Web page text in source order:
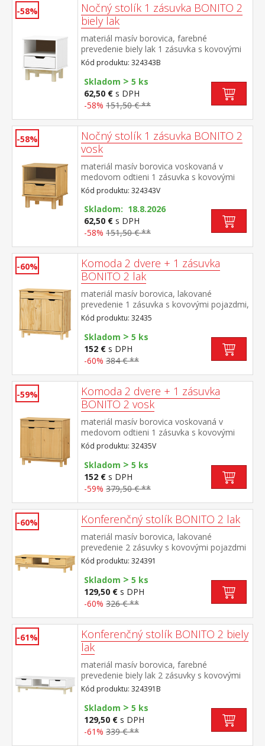
-58%
Nočný stolík 1 zásuvka BONITO 2
biely lak
materiál masív borovica, farebné
prevedenie biely lak 1 zásuvka s kovovými
pojazdmi
Kód produktu: 324343B
Skladom > 5 ks
62,50 € s DPH
-58% 151,50 € **
-58%
Nočný stolík 1 zásuvka BONITO 2
vosk
materiál masív borovica voskovaná v
medovom odtieni 1 zásuvka s kovovými
pojazdmi
Kód produktu: 324343V
Skladom: 18.8.2026
62,50 € s DPH
-58% 151,50 € **
-60%
Komoda 2 dvere + 1 zásuvka
BONITO 2 lak
materiál masív borovica, lakované
prevedenie 1 zásuvka s kovovými pojazdmi,
2 dvierka, 1 polica
Kód produktu: 32435
Skladom > 5 ks
152 € s DPH
-60% 384 € **
-59%
Komoda 2 dvere + 1 zásuvka
BONITO 2 vosk
materiál masív borovica voskovaná v
medovom odtieni 1 zásuvka s kovovými
pojazdmi, 2 dvierka, 1 polica
Kód produktu: 32435V
Skladom > 5 ks
152 € s DPH
-59% 379,50 € **
-60% Konferenčný stolík BONITO 2 lak
materiál masív borovica, lakované
prevedenie 2 zásuvky s kovovými pojazdmi
Kód produktu: 324391
Skladom > 5 ks
129,50 € s DPH
-60% 326 € **
-61%
Konferenčný stolík BONITO 2 biely
lak
materiál masív borovica, farebné
prevedenie biely lak 2 zásuvky s kovovými
pojazdmi
Kód produktu: 324391B
Skladom > 5 ks
129,50 € s DPH
-61% 339 € **